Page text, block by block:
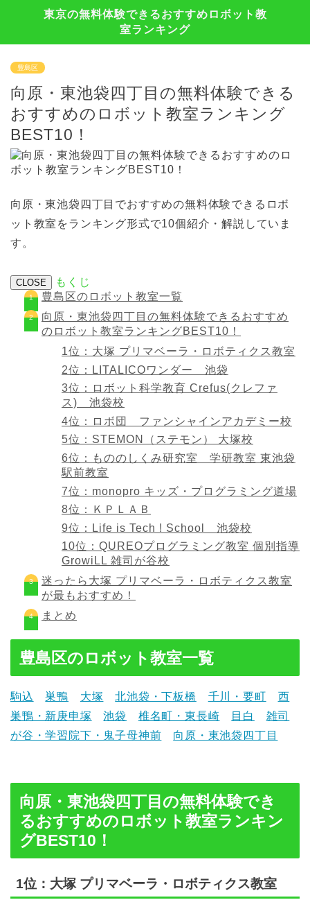
東京の無料体験できるおすすめロボット教
室ランキング
豊島区
向原・東池袋四丁目の無料体験できる
おすすめのロボット教室ランキング
BEST10！
向原・東池袋四丁目でおすすめの無料体験できるロボ
ット教室をランキング形式で10個紹介・解説していま
す。
CLOSE
もくじ
豊島区のロボット教室一覧
向原・東池袋四丁目の無料体験できるおすすめ
のロボット教室ランキングBEST10！
1位：大塚 プリマベーラ・ロボティクス教室
2位：LITALICOワンダー 池袋
3位：ロボット科学教育 Crefus(クレファ
ス) 池袋校
4位：ロボ団 ファンシャインアカデミー校
5位：STEMON（ステモン） 大塚校
6位：もののしくみ研究室 学研教室 東池袋
駅前教室
7位：monopro キッズ・プログラミング道場
8位：ＫＰＬＡＢ
9位：Life is Tech ! School 池袋校
10位：QUREOプログラミング教室 個別指導
GrowiLL 雑司が谷校
迷ったら大塚 プリマベーラ・ロボティクス教室
が最もおすすめ！
まとめ
豊島区のロボット教室一覧
駒込 巣鴨 大塚 北池袋・下板橋 千川・要町
西
巣鴨・新庚申塚
池袋 椎名町・東長崎 目白
雑司
が谷・学習院下・鬼子母神前
向原・東池袋四丁目
向原・東池袋四丁目の無料体験でき
るおすすめのロボット教室ランキン
グBEST10！
1位：大塚 プリマベーラ・ロボティクス教室